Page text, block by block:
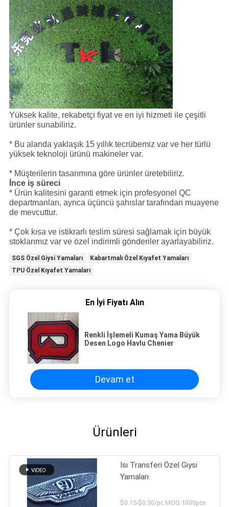
Yüksek kalite, rekabetçi fiyat ve en iyi hizmeti ile çeşitli
ürünler sunabiliriz.
* Bu alanda yaklaşık 15 yıllık tecrübemiz var ve her türlü
yüksek teknoloji ürünü makineler var.
* Müşterilerin tasarımına göre ürünler üretebiliriz.
İnce iş süreci
* Ürün kalitesini garanti etmek için profesyonel QC
departmanları, ayrıca üçüncü şahıslar tarafından muayene
de mevcuttur.
* Çok kısa ve istikrarlı teslim süresi sağlamak için büyük
stoklarımız var ve özel indirimli gönderiler ayarlayabiliriz.
SGS Özel Giysi Yamaları
Kabartmalı Özel Kıyafet Yamaları
TPU Özel Kıyafet Yamaları
En İyi Fiyatı Alın
Renkli İşlemeli Kumaş Yama Büyük
Desen Logo Havlu Chenier
Devam et
Ürünleri
Isı Transferi Özel Giysi
Yamaları
$0.15-$0.30/pc MOQ:1000pcs